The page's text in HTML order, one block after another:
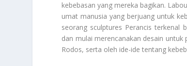
kebebasan yang mereka bagikan.
umat manusia yang berjuang untuk
seorang sculptures Perancis terkenal
dan mulai merencanakan desain
Rodos, serta oleh ide-ide tentang